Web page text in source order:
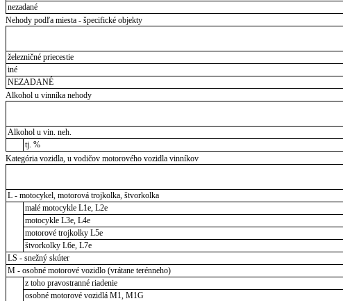
nezadané
Nehody podľa miesta - špecifické objekty
železničné priecestie
iné
NEZADANÉ
Alkohol u vinníka nehody
Alkohol u vin. neh.
tj. %
Kategória vozidla, u vodičov motorového vozidla vinníkov
L - motocykel, motorová trojkolka, štvorkolka
malé motocykle L1e, L2e
motocykle L3e, L4e
motorové trojkolky L5e
štvorkolky L6e, L7e
LS - snežný skúter
M - osobné motorové vozidlo (vrátane terénneho)
z toho pravostranné riadenie
osobné motorové vozidlá M1, M1G